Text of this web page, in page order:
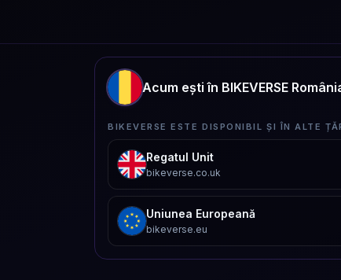
Acum ești în BIKEVERSE
BIKEVERSE ESTE DISPONIBIL ȘI ÎN ALTE
Regatul Unit
bikeverse.co.uk
Uniunea Europeană
bikeverse.eu